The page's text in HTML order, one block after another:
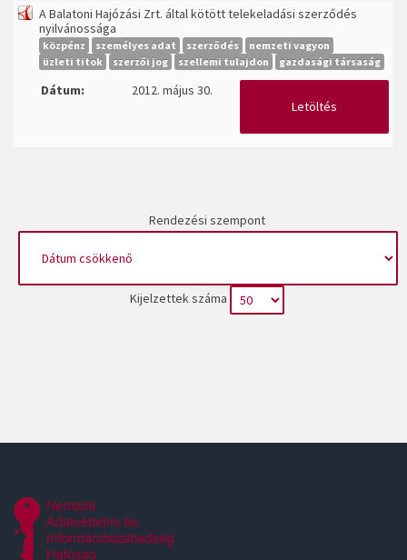
A Balatoni Hajózási Zrt. által kötött telekeladási szerződés
nyilvánossága
közpénz személyes adat szerződés
nemzeti vagyon
üzleti titok
szerzői jog szellemi tulajdon gazdasági társaság
Dátum:
2012. május 30.
Letöltés
Rendezési szempont
Kijelzettek száma